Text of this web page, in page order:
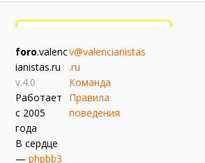
примерно 11 октября
Расинг — Валенсия
примерно 18 октября
Валенсия — Атлетик
foro.valenc
ianistas.ru
v.4.0
Работает
с 2005
года
В сердце
—phpbb3
v@valencianistas
.ru
Команда
Правила
поведения